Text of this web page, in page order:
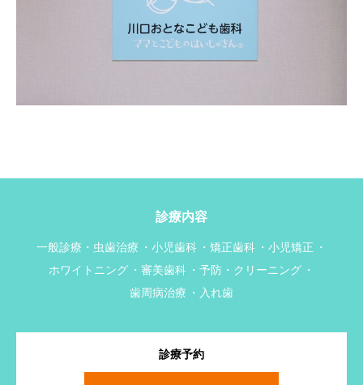
診療内容
一般診療・虫歯治療 小児歯科 矯正歯科
小児矯正
ホワイトニング
審美歯科
予防・クリーニング
歯周病治療
入れ歯
診療予約